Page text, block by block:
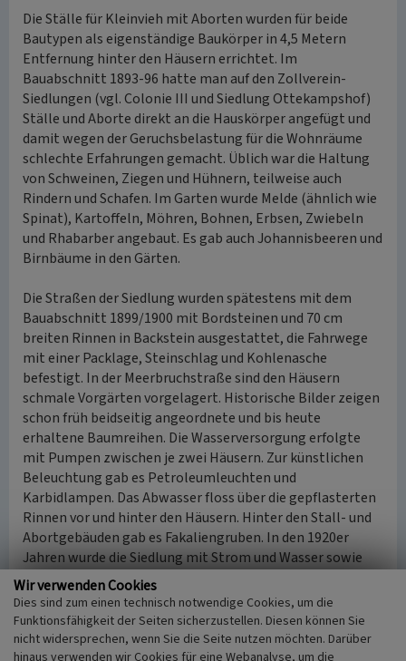
Die Ställe für Kleinvieh mit Aborten wurden für beide
Bautypen als eigenständige Baukörper in 4,5 Metern
Entfernung hinter den Häusern errichtet. Im
Bauabschnitt 1893-96 hatte man auf den Zollverein-
Siedlungen (vgl. Colonie III und Siedlung Ottekampshof)
Ställe und Aborte direkt an die Hauskörper angefügt und
damit wegen der Geruchsbelastung für die Wohnräume
schlechte Erfahrungen gemacht. Üblich war die Haltung
von Schweinen, Ziegen und Hühnern, teilweise auch
Rindern und Schafen. Im Garten wurde Melde (ähnlich wie
Spinat), Kartoffeln, Möhren, Bohnen, Erbsen, Zwiebeln
und Rhabarber angebaut. Es gab auch Johannisbeeren und
Birnbäume in den Gärten.
Die Straßen der Siedlung wurden spätestens mit dem
Bauabschnitt 1899/1900 mit Bordsteinen und 70 cm
breiten Rinnen in Backstein ausgestattet, die Fahrwege
mit einer Packlage, Steinschlag und Kohlenasche
befestigt. In der Meerbruchstraße sind den Häusern
schmale Vorgärten vorgelagert. Historische Bilder zeigen
schon früh beidseitig angeordnete und bis heute
erhaltene Baumreihen. Die Wasserversorgung erfolgte
mit Pumpen zwischen je zwei Häusern. Zur künstlichen
Beleuchtung gab es Petroleumleuchten und
Karbidlampen. Das Abwasser floss über die gepflasterten
Rinnen vor und hinter den Häusern. Hinter den Stall- und
Abortgebäuden gab es Fakaliengruben. In den 1920er
Jahren wurde die Siedlung mit Strom und Wasser sowie
mit Kanalisation versorgt.
Die Meerbruchstraße wird etwa auf halber Länge durch die
hier auf einem Damm geführte Zechenanschlussbahn (zur
Wir verwenden Cookies
Dies sind zum einen technisch notwendige Cookies, um die
Funktionsfähigkeit der Seiten sicherzustellen. Diesen können Sie
nicht widersprechen, wenn Sie die Seite nutzen möchten. Darüber
hinaus verwenden wir Cookies für eine Webanalyse, um die